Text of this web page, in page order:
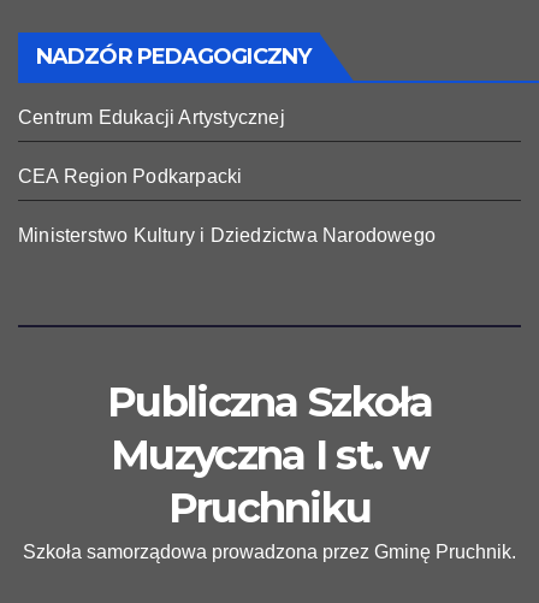
NADZÓR PEDAGOGICZNY
Centrum Edukacji Artystycznej
CEA Region Podkarpacki
Ministerstwo Kultury i Dziedzictwa Narodowego
Publiczna Szkoła
Muzyczna I st. w
Pruchniku
Szkoła samorządowa prowadzona przez Gminę Pruchnik.